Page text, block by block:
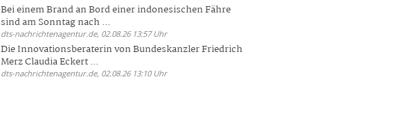
Bei einem Brand an Bord einer indonesischen Fähre
sind am Sonntag nach ...
dts-nachrichtenagentur.de, 02.08.26 13:57 Uhr
Die Innovationsberaterin von Bundeskanzler Friedrich
Merz Claudia Eckert ...
dts-nachrichtenagentur.de, 02.08.26 13:10 Uhr